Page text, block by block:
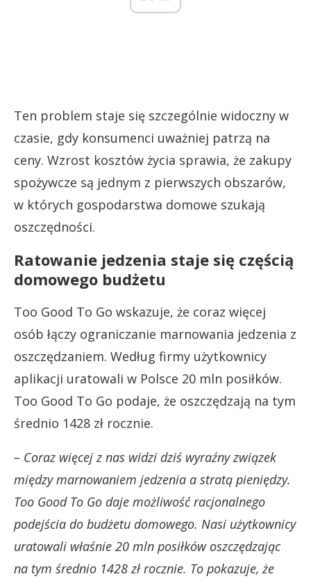
Ten problem staje się szczególnie widoczny w
czasie, gdy konsumenci uważniej patrzą na
ceny. Wzrost kosztów życia sprawia, że zakupy
spożywcze są jednym z pierwszych obszarów,
w których gospodarstwa domowe szukają
oszczędności.
Ratowanie jedzenia staje się częścią
domowego budżetu
Too Good To Go wskazuje, że coraz więcej
osób łączy ograniczanie marnowania jedzenia z
oszczędzaniem. Według firmy użytkownicy
aplikacji uratowali w Polsce 20 mln posiłków.
Too Good To Go podaje, że oszczędzają na tym
średnio 1428 zł rocznie.
– Coraz więcej z nas widzi dziś wyraźny związek
między marnowaniem jedzenia a stratą pieniędzy.
Too Good To Go daje możliwość racjonalnego
podejścia do budżetu domowego. Nasi użytkownicy
uratowali właśnie 20 mln posiłków oszczędzając
na tym średnio 1428 zł rocznie. To pokazuje, że